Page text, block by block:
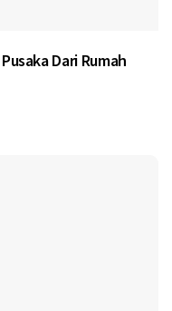
Dari Rumah